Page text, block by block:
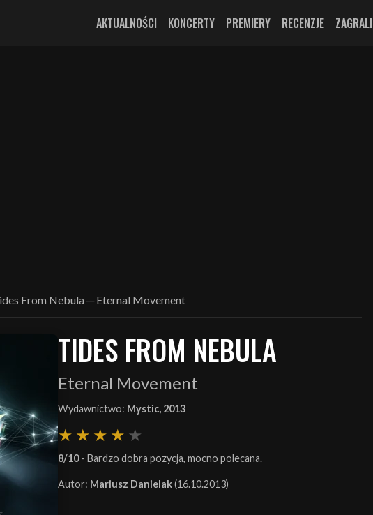
AKTUALNOŚCI KONCERTY PREMIERY RECENZJE ZAGRALI
From Nebula ─ Eternal Movement
TIDES FROM NEBULA
Eternal Movement
Wydawnictwo: Mystic, 2013
8/10- Bardzo dobra pozycja, mocno polecana.
Autor: Mariusz Danielak(16.10.2013)